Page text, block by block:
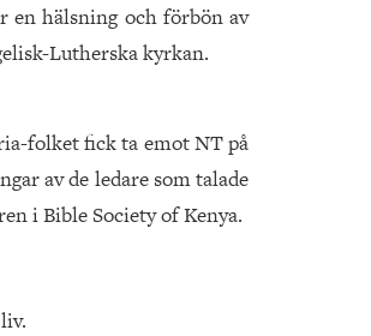
en hälsning och förbön av
Lutherska kyrkan.
folket fick ta emot NT på
av de ledare som talade
i Bible Society of Kenya.